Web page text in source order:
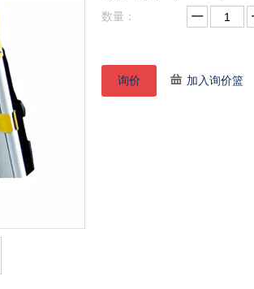
数量：
询价 加入询价篮